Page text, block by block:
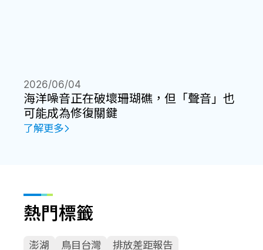
海洋噪音正在破壞珊瑚礁，但「聲音」也
可能成為修復關鍵
2026/06/04
了解更多
熱門標籤
澎湖 鳥目台灣
排放差距報告